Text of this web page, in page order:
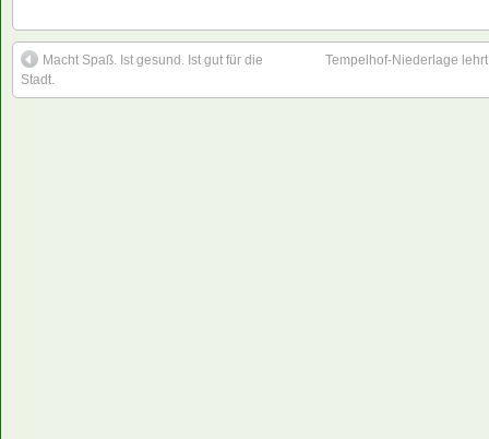
Macht Spaß. Ist gesund. Ist gut für die
Stadt.
Tempelhof-Niederlage